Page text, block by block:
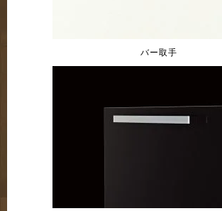
バー取手